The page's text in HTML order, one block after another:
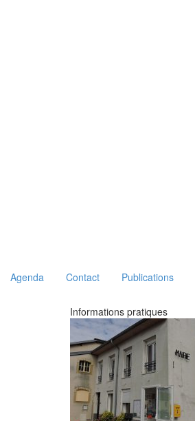
Agenda Contact Publications
Informations pratiques